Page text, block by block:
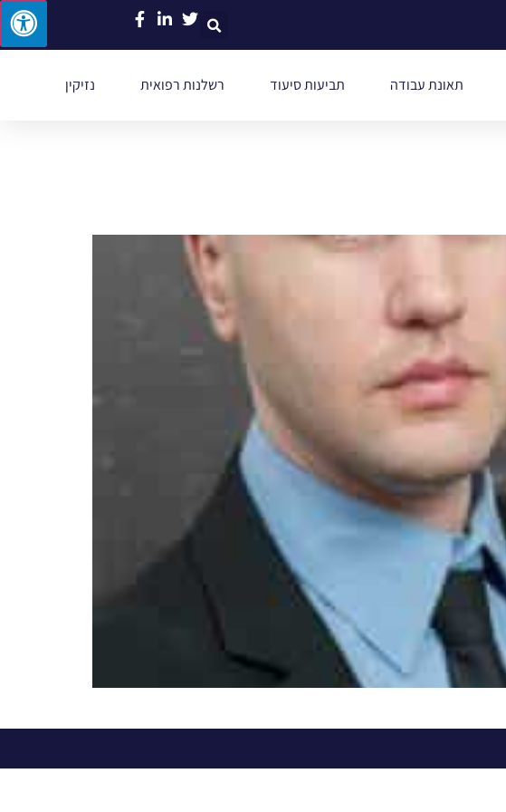
תאונת עבודה תביעות סיעוד רשלנות רפואית נזיקין